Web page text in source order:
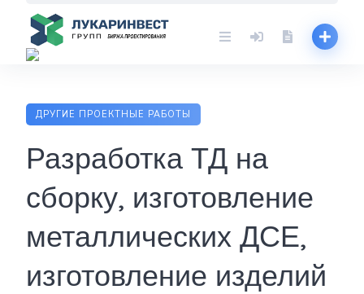
content
ДРУГИЕ ПРОЕКТНЫЕ РАБОТЫ
Разработка ТД на
сборку, изготовление
металлических ДСЕ,
изготовление изделий